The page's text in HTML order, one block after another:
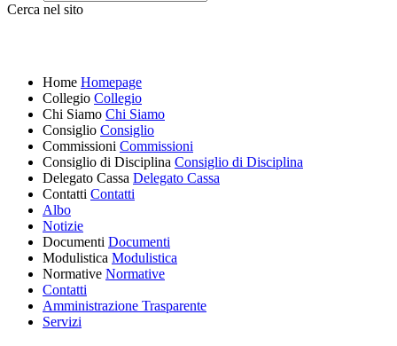
Cerca nel sito
Home Homepage
Collegio Collegio
Chi Siamo Chi Siamo
Consiglio Consiglio
Commissioni Commissioni
Consiglio di Disciplina Consiglio di Disciplina
Delegato Cassa Delegato Cassa
Contatti Contatti
Albo
Notizie
Documenti Documenti
Modulistica Modulistica
Normative Normative
Contatti
Amministrazione Trasparente
Servizi